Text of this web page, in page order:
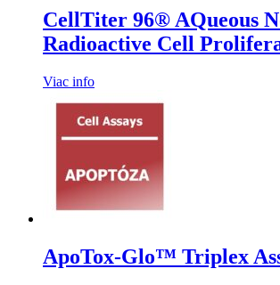
CellTiter 96® AQueous
Radioactive Cell
Viac info
ApoTox-Glo™ Triplex